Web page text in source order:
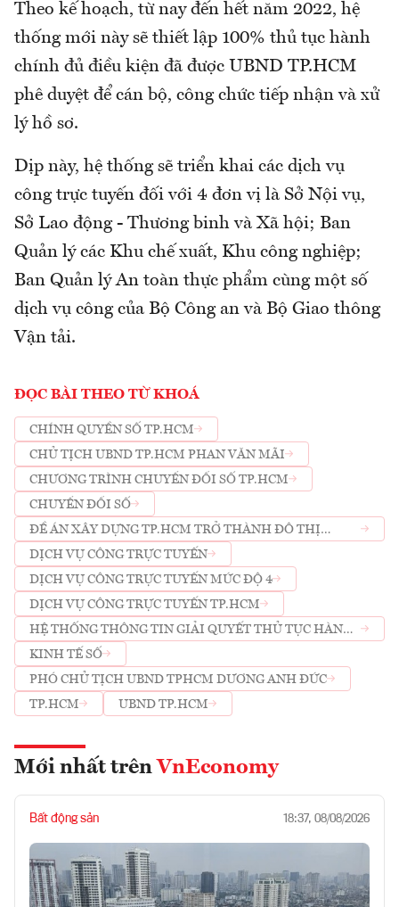
Theo kế hoạch, từ nay đến hết năm 2022, hệ
thống mới này sẽ thiết lập 100% thủ tục hành
chính đủ điều kiện đã được UBND TP.HCM
phê duyệt để cán bộ, công chức tiếp nhận và xử
lý hồ sơ.
Dịp này, hệ thống sẽ triển khai các dịch vụ
công trực tuyến đối với 4 đơn vị là Sở Nội vụ,
Sở Lao động - Thương binh và Xã hội; Ban
Quản lý các Khu chế xuất, Khu công nghiệp;
Ban Quản lý An toàn thực phẩm cùng một số
dịch vụ công của Bộ Công an và Bộ Giao thông
Vận tải.
ĐỌC BÀI THEO TỪ KHOÁ
CHÍNH QUYỀN SỐ TP.HCM
CHỦ TỊCH UBND TP.HCM PHAN VĂN MÃI
CHƯƠNG TRÌNH CHUYỂN ĐỔI SỐ TP.HCM
CHUYỂN ĐỔI SỐ
ĐỀ ÁN XÂY DỰNG TP.HCM TRỞ THÀNH ĐÔ THỊ
THÔNG MINH
DỊCH VỤ CÔNG TRỰC TUYẾN
DỊCH VỤ CÔNG TRỰC TUYẾN MỨC ĐỘ 4
DỊCH VỤ CÔNG TRỰC TUYẾN TP.HCM
HỆ THỐNG THÔNG TIN GIẢI QUYẾT THỦ TỤC HÀNH
CHÍNH
KINH TẾ SỐ
PHÓ CHỦ TỊCH UBND TPHCM DƯƠNG ANH ĐỨC
TP.HCM
UBND TP.HCM
Mới nhất trên VnEconomy
Bất động sản 18:37, 08/08/2026